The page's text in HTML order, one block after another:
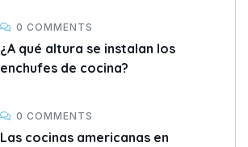
0 COMMENTS
¿A qué altura se instalan los
enchufes de cocina?
0 COMMENTS
Las cocinas americanas en